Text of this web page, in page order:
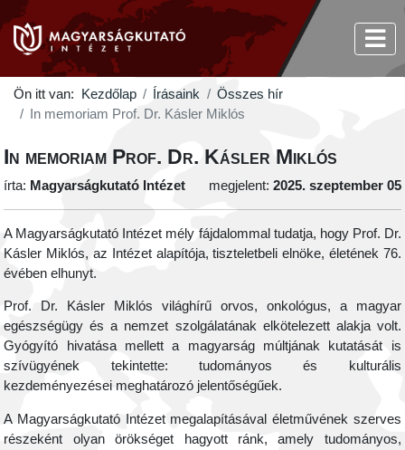
Ön itt van: Kezdőlap Írásaink
Összes hír
In memoriam Prof. Dr. Kásler Miklós
In memoriam Prof. Dr. Kásler Miklós
írta: Magyarságkutató Intézet megjelent: 2025. szeptember 05
A Magyarságkutató Intézet mély fájdalommal tudatja, hogy Prof. Dr.
Kásler Miklós, az Intézet alapítója, tiszteletbeli elnöke, életének 76.
évében elhunyt.
Prof. Dr. Kásler Miklós világhírű orvos, onkológus, a magyar
egészségügy és a nemzet szolgálatának elkötelezett alakja volt.
Gyógyító hivatása mellett a magyarság múltjának kutatását is
szívügyének tekintette: tudományos és kulturális
kezdeményezései meghatározó jelentőségűek.
A Magyarságkutató Intézet megalapításával életművének szerves
részeként olyan örökséget hagyott ránk, amely tudományos,